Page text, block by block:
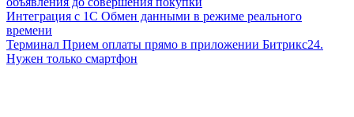
Интеграция с 1С Обмен данными в режиме реального
времени
Терминал Прием оплаты прямо в приложении Битрикс24.
Нужен только смартфон